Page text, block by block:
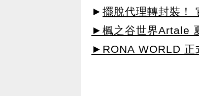
► 擺脫代理轉封裝！
►楓之谷世界Artale
►RONA WORLD 正